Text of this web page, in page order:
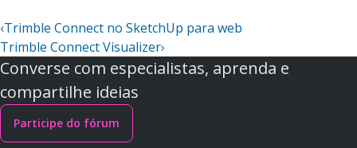
‹Trimble Connect no SketchUp para web
Trimble Connect Visualizer›
Converse com especialistas, aprenda e
compartilhe ideias
Participe do fórum